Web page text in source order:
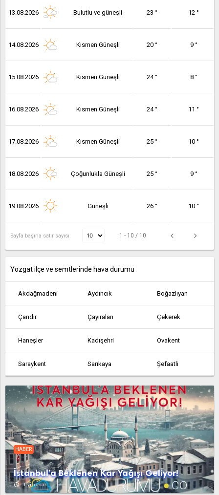
13.08.2026 Bulutlu ve güneşli 23 ° 12 °
14.08.2026 Kısmen Güneşli 20 ° 9 °
15.08.2026 Kısmen Güneşli 24 ° 8 °
16.08.2026 Kısmen Güneşli 24 ° 11 °
17.08.2026 Kısmen Güneşli 25 ° 10 °
18.08.2026 Çoğunlukla Güneşli 25 ° 9 °
19.08.2026 Güneşli 26 ° 10 °
Sayfa başına satır sayısı: 1 - 10 / 10
Yozgat ilçe ve semtlerinde hava durumu
Akdağmadeni Aydıncık Boğazlıyan
Çandır Çayıralan Çekerek
Haneşler Kadışehri Ovakent
Saraykent Sarıkaya Şefaatli
Sorgun Uzunlu Yangı
Yenifakılı Yerköy
HABER
İstanbul'a Beklenen Kar Yağışı Geliyor!
access_time 1 yıl önce